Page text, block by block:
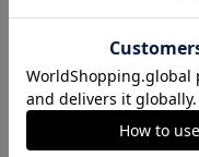
背中はホックなしで
美しいレースが施され
ーのおしゃれを楽しま
※製品は予告なく仕様